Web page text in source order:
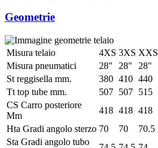
Geometrie
Misura telaio 4XS 3XS XXS
Misura pneumatici
28" 28" 28"
St reggisella mm.
380 410 440
Tt top tube mm.
507 507 515
CS Carro posteriore
Mm
418 418 418
Hta Gradi angolo sterzo 70 70 70.5
Sta Gradi angolo tubo